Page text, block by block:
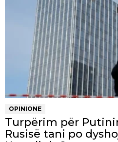
OPINIONE
Turpërim për
Rusisë tani po